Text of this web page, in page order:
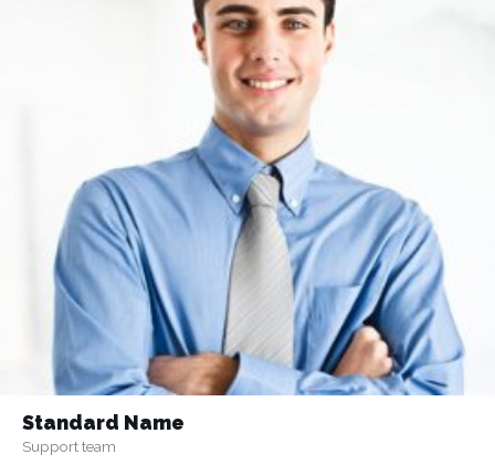
Standard Name
Support team